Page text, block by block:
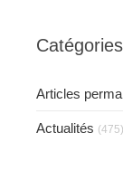
Catégories
Articles
Actualités (475)